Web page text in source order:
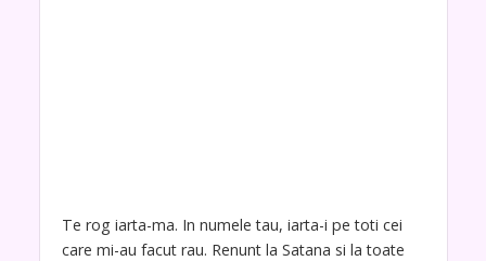
Te rog iarta-ma. In numele tau, iarta-i pe toti cei
care mi-au facut rau. Renunt la Satana si la toate